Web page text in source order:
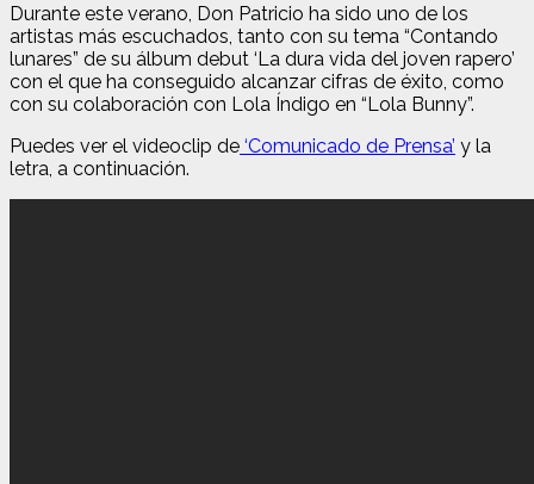
Durante este verano, Don Patricio ha sido uno de los
artistas más escuchados, tanto con su tema “Contando
lunares” de su álbum debut ‘La dura vida del joven rapero’
con el que ha conseguido alcanzar cifras de éxito, como
con su colaboración con Lola Índigo en “Lola Bunny”.
Puedes ver el videoclip de ‘Comunicado de Prensa’ y la
letra, a continuación.